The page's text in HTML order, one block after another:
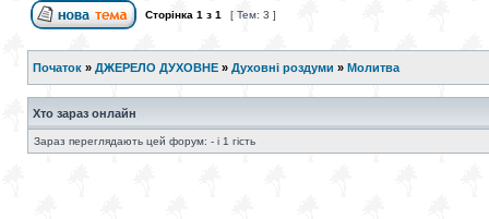
Сторінка 1 з 1 [ Тем: 3 ]
Початок » ДЖЕРЕЛО ДУХОВНЕ » Духовні роздуми » Молитва
Хто зараз онлайн
Зараз переглядають цей форум: - і 1 гість